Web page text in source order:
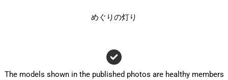
めぐりの灯り
The models shown in the published photos are healthy members